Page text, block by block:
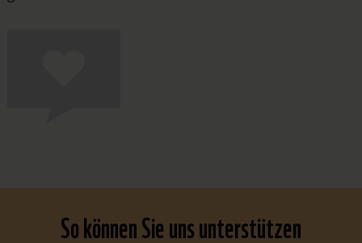
So können Sie uns unterstützen